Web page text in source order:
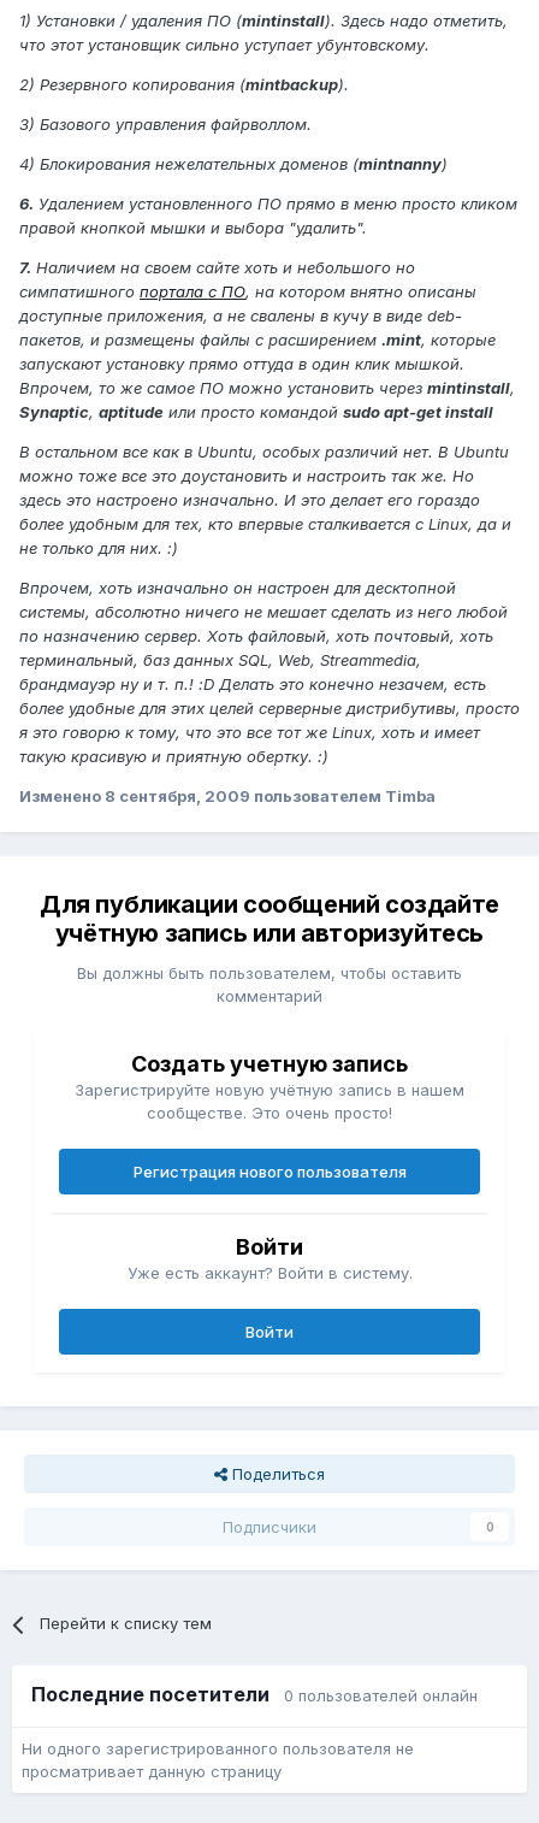
1) Установки / удаления ПО (mintinstall). Здесь надо отметить,
что этот установщик сильно уступает убунтовскому.
2) Резервного копирования (mintbackup).
3) Базового управления файрволлом.
4) Блокирования нежелательных доменов (mintnanny)
6. Удалением установленного ПО прямо в меню просто кликом
правой кнопкой мышки и выбора "удалить".
7. Наличием на своем сайте хоть и небольшого но
симпатишного портала с ПО, на котором внятно описаны
доступные приложения, а не свалены в кучу в виде deb-
пакетов, и размещены файлы с расширением .mint, которые
запускают установку прямо оттуда в один клик мышкой.
Впрочем, то же самое ПО можно установить через mintinstall,
Synaptic, aptitude или просто командой sudo apt-get install
В остальном все как в Ubuntu, особых различий нет. В Ubuntu
можно тоже все это доустановить и настроить так же. Но
здесь это настроено изначально. И это делает его гораздо
более удобным для тех, кто впервые сталкивается с Linux, да и
не только для них. :)
Впрочем, хоть изначально он настроен для десктопной
системы, абсолютно ничего не мешает сделать из него любой
по назначению сервер. Хоть файловый, хоть почтовый, хоть
терминальный, баз данных SQL, Web, Streammedia,
брандмауэр ну и т. п.! :D Делать это конечно незачем, есть
более удобные для этих целей серверные дистрибутивы, просто
я это говорю к тому, что это все тот же Linux, хоть и имеет
такую красивую и приятную обертку. :)
Изменено 8 сентября, 2009 пользователем Timba
Для публикации сообщений создайте
учётную запись или авторизуйтесь
Вы должны быть пользователем, чтобы оставить
комментарий
Создать учетную запись
Зарегистрируйте новую учётную запись в нашем
сообществе. Это очень просто!
Регистрация нового пользователя
Войти
Уже есть аккаунт? Войти в систему.
Войти
Поделиться
Подписчики 0
Перейти к списку тем
Последние посетители 0 пользователей онлайн
Ни одного зарегистрированного пользователя не
просматривает данную страницу